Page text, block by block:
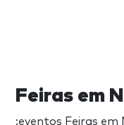
Feiras em
:eventos Feiras em